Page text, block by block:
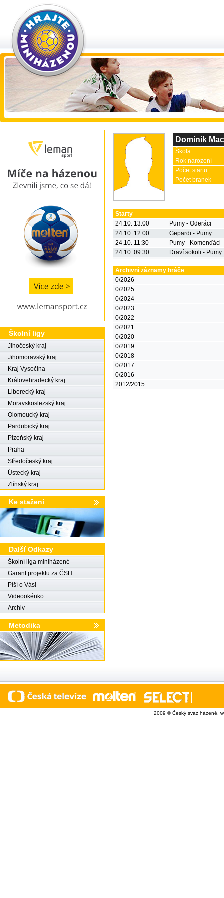
Školní ligy
Jihočeský kraj
Jihomoravský kraj
Kraj Vysočina
Královehradecký kraj
Liberecký kraj
Moravskoslezský kraj
Olomoucký kraj
Pardubický kraj
Plzeňský kraj
Praha
Středočeský kraj
Ústecký kraj
Zlínský kraj
Ke stažení
Další Odkazy
Školní liga miniházené
Garant projektu za ČSH
Píší o Vás!
Videookénko
Archiv
Metodika
Dominik
Škola
Rok narození
Počet startů
Počet branek
Starty
24.10. 13:00
Pumy - Oderáci
24.10. 12:00
Gepardi - Pumy
24.10. 11:30
Pumy - Komenďáci
24.10. 09:30
Draví sokoli - Pumy
Archivní záznamy hráče
0/2026
0/2025
0/2024
0/2023
0/2022
0/2021
0/2020
0/2019
0/2018
0/2017
0/2016
2012/2015
2009 © Český svaz házené,